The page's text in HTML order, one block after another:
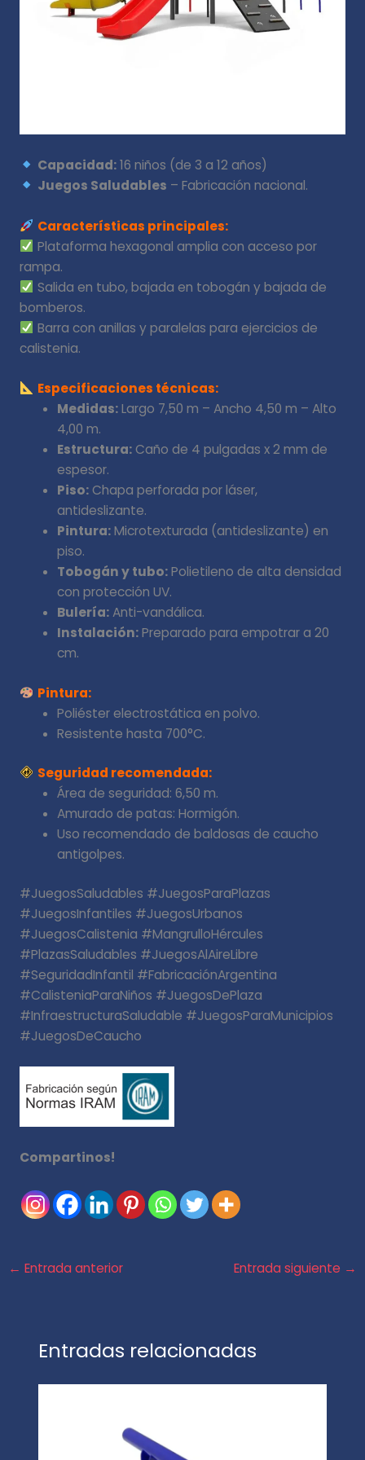
Capacidad:16 niños (de 3 a 12 años)
Juegos Saludables – Fabricación nacional.
Características principales:
Plataforma hexagonal amplia con acceso por
rampa.
Salida en tubo, bajada en tobogán y bajada de
bomberos.
Barra con anillas y paralelas para ejercicios de
calistenia.
Especificaciones técnicas:
Medidas:Largo 7,50 m – Ancho 4,50 m – Alto
4,00 m.
Estructura:Caño de 4 pulgadas x 2 mm de
espesor.
Piso:Chapa perforada por láser,
antideslizante.
Pintura:Microtexturada (antideslizante) en
piso.
Tobogán y tubo:Polietileno de alta densidad
con protección UV.
Bulería:Anti-vandálica.
Instalación:Preparado para empotrar a 20
cm.
Pintura:
Poliéster electrostática en polvo.
Resistente hasta 700°C.
Seguridad recomendada:
Área de seguridad: 6,50 m.
Amurado de patas: Hormigón.
Uso recomendado de baldosas de caucho
antigolpes.
#JuegosSaludables #JuegosParaPlazas
#JuegosInfantiles #JuegosUrbanos
#JuegosCalistenia #MangrulloHércules
#PlazasSaludables #JuegosAlAireLibre
#SeguridadInfantil #FabricaciónArgentina
#CalisteniaParaNiños #JuegosDePlaza
#InfraestructuraSaludable #JuegosParaMunicipios
#JuegosDeCaucho
Compartinos!
← Entrada anterior Entrada siguiente →
Entradas relacionadas